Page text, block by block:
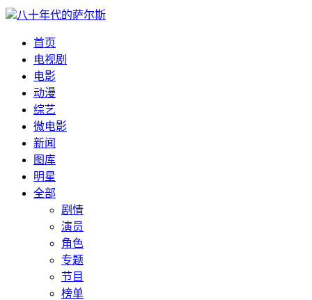
八十年代的萨尔斯
首页
电视剧
电影
动漫
综艺
微电影
新闻
图库
明星
全部
剧情
演员
角色
专题
节目
榜单